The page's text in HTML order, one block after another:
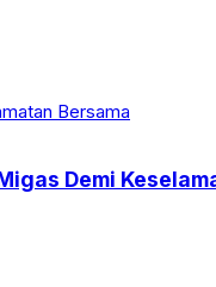
Demi